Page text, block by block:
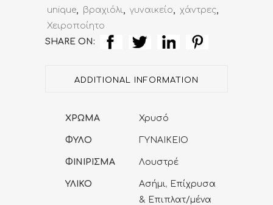
(Silver
925º)
unique, βραχιόλι, γυναικείο, χάντρες,
Χειροποίητο
SHARE ON:
ADDITIONAL INFORMATION
ΧΡΩΜΑ Χρυσό
ΦΥΛΟ ΓΥΝΑΙΚΕΙΟ
ΦΙΝΙΡΙΣΜΑ Λουστρέ
ΥΛΙΚΟ Ασήμι, Επίχρυσα
& Επιπλατ/μένα